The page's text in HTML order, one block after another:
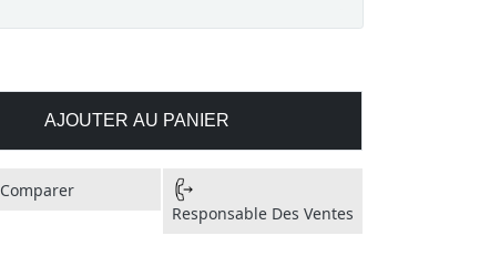
AJOUTER AU PANIER
Comparer
Responsable Des Ventes